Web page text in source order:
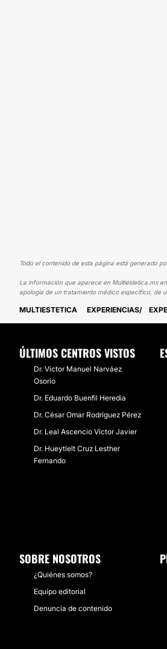
Todo el contenido de esta página está generado
La información que aparece en Multiestetica.mx
apología de un tratamiento médico específico, de
MULTIESTETICA EXPERIENCIAS
ÚLTIMOS CENTROS VISTOS
Dr. Victor Manuel Narváez
Osorio
Dr. Eduardo Buenfil Heredia
Dr. César Omar Rodríguez Pérez
Dr. Leal Ascencio Victor Javier
Dr. Hueytlelt Cruz Lesther
Fernando
SOBRE NOSOTROS
¿Quiénes somos?
Equipo editorial
Denuncia de contenido